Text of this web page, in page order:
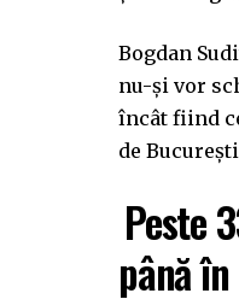
Bogdan
nu-și vor
încât fiind
de
Peste
până